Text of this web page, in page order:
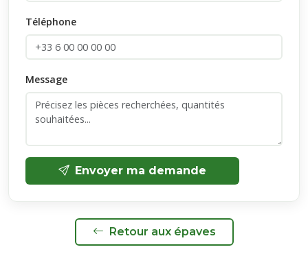
Téléphone
Message
Envoyer ma demande
Retour aux épaves